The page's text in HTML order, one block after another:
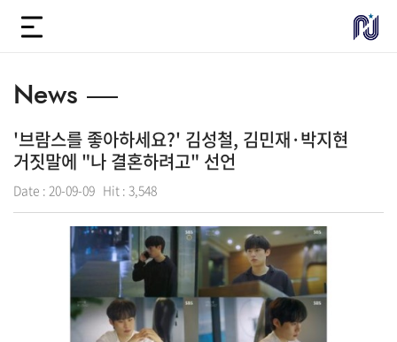
News
'브람스를 좋아하세요?' 김성철, 김민재·박지현
거짓말에 "나 결혼하려고" 선언
Date : 20-09-09 Hit : 3,548